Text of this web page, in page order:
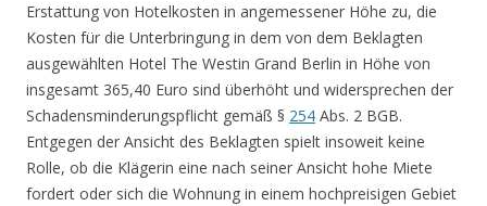
Erstattung von Hotelkosten in angemessener Höhe zu, die
Kosten für die Unterbringung in dem von dem Beklagten
ausgewählten Hotel The Westin Grand Berlin in Höhe von
insgesamt 365,40 Euro sind überhöht und widersprechen der
Schadensminderungspflicht gemäß § 254 Abs. 2 BGB.
Entgegen der Ansicht des Beklagten spielt insoweit keine
Rolle, ob die Klägerin eine nach seiner Ansicht hohe Miete
fordert oder sich die Wohnung in einem hochpreisigen Gebiet